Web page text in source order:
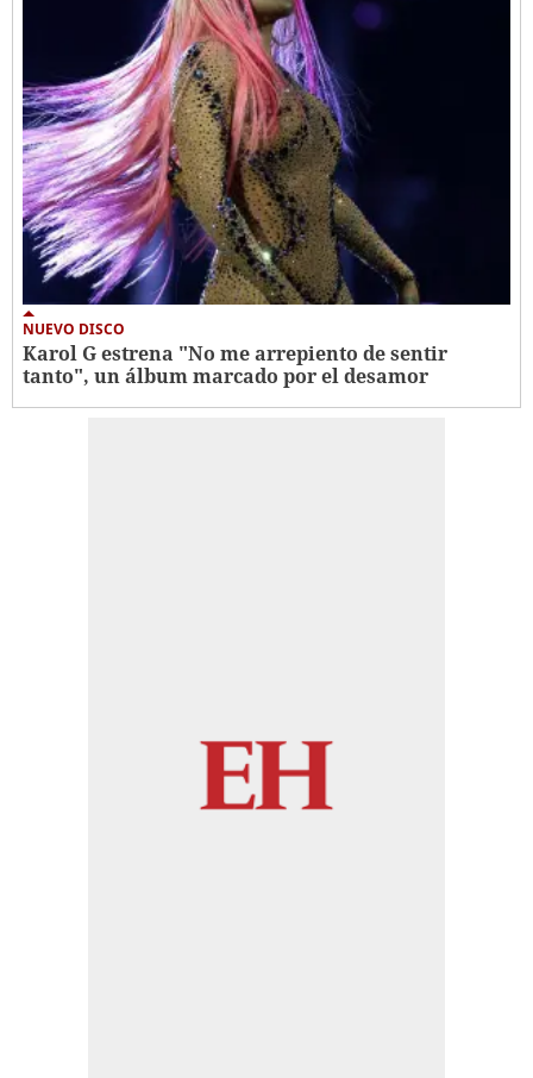
NUEVO DISCO
Karol G estrena "No me arrepiento de sentir
tanto", un álbum marcado por el desamor